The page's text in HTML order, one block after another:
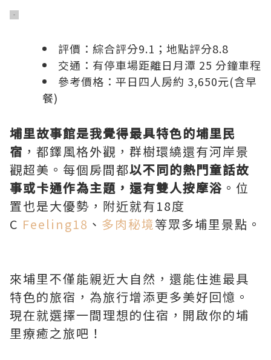
評價：綜合評分9.1；地點評分8.8
交通：有停車場距離日月潭 25 分鐘車程
參考價格：平日四人房約 3,650元(含早
餐)
埔里故事館是我覺得最具特色的埔里民
宿 ，都鐸風格外觀，群樹環繞還有河岸景
觀超美。每個房間都以不同的熱門童話故
事或卡通作為主題，還有雙人按摩浴 。位
置也是大優勢，附近就有18度
C Feeling18 、 多肉秘境等眾多埔里景點。
來埔里不僅能親近大自然，還能住進最具
特色的旅宿，為旅行增添更多美好回憶。
現在就選擇一間理想的住宿，開啟你的埔
里療癒之旅吧！